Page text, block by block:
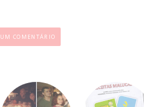
UM COMENTÁRIO